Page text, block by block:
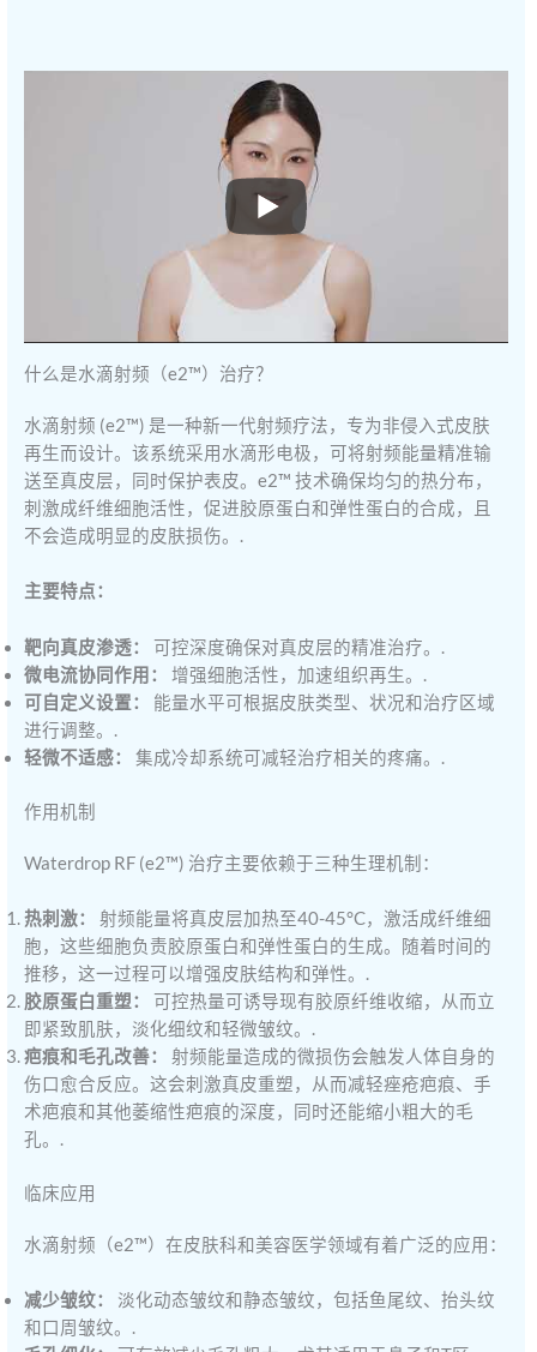
什么是水滴射频（e2™）治疗？
水滴射频 (e2™) 是一种新一代射频疗法，专为非侵入式皮肤
再生而设计。该系统采用水滴形电极，可将射频能量精准输
送至真皮层，同时保护表皮。e2™ 技术确保均匀的热分布，
刺激成纤维细胞活性，促进胶原蛋白和弹性蛋白的合成，且
不会造成明显的皮肤损伤。.
主要特点：
靶向真皮渗透：
可控深度确保对真皮层的精准治疗。.
微电流协同作用：
增强细胞活性，加速组织再生。.
可自定义设置：
能量水平可根据皮肤类型、状况和治疗区域
进行调整。.
轻微不适感：
集成冷却系统可减轻治疗相关的疼痛。.
作用机制
Waterdrop RF (e2™) 治疗主要依赖于三种生理机制：
热刺激：
射频能量将真皮层加热至40-45°C，激活成纤维细
胞，这些细胞负责胶原蛋白和弹性蛋白的生成。随着时间的
推移，这一过程可以增强皮肤结构和弹性。.
胶原蛋白重塑：
可控热量可诱导现有胶原纤维收缩，从而立
即紧致肌肤，淡化细纹和轻微皱纹。.
疤痕和毛孔改善：
射频能量造成的微损伤会触发人体自身的
伤口愈合反应。这会刺激真皮重塑，从而减轻痤疮疤痕、手
术疤痕和其他萎缩性疤痕的深度，同时还能缩小粗大的毛
孔。.
临床应用
水滴射频（e2™）在皮肤科和美容医学领域有着广泛的应用：
减少皱纹：
淡化动态皱纹和静态皱纹，包括鱼尾纹、抬头纹
和口周皱纹。.